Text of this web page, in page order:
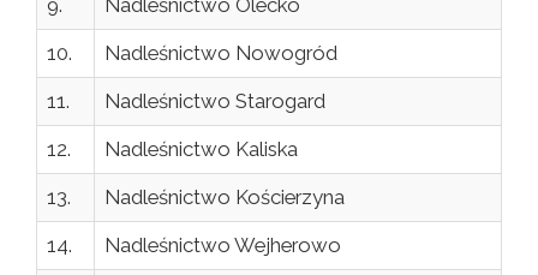
9.
Nadleśnictwo Olecko
10.
Nadleśnictwo Nowogród
11.
Nadleśnictwo Starogard
12.
Nadleśnictwo Kaliska
13.
Nadleśnictwo Kościerzyna
14.
Nadleśnictwo Wejherowo